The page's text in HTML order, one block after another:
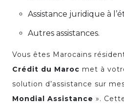
Assistance juridique à
Autres assistances.
Vous êtes Marocains
Crédit du Maroc met à
solution d’assistance sur
Mondial Assistance ».